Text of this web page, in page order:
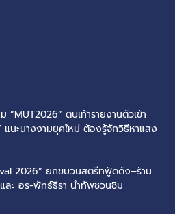
“MUT2026” ตบเท้ารายงานตัวเข้า
ะนางงามยุคใหม่ ต้องรู้จักวิธีหาแสง
2026” ยกขบวนสตรีทฟู้ดดัง–ร้าน
ละ อร-พัทธ์ธีรา นำทัพชวนชิม